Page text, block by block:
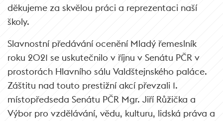
děkujeme za skvělou práci a reprezentaci naší
školy.
Slavnostní předávání ocenění Mladý řemeslník
roku 2021 se uskutečnilo v říjnu v Senátu PČR v
prostorách Hlavního sálu Valdštejnského paláce.
Záštitu nad touto prestižní akcí převzali 1.
místopředseda Senátu PČR Mgr. Jiří Růžička a
Výbor pro vzdělávání, vědu, kulturu, lidská práva a